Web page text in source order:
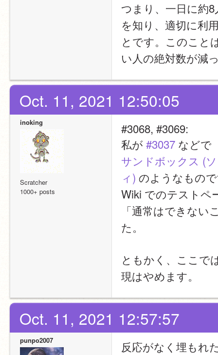
つまり、一日に約
を知り、適切に利
とです。このこと
い人の絶対数が減
Oct. 11, 2021 12:50:05
inoking
Scratcher
1000+ posts
#3068, #3069:
私が #3037 などで
サンドボックス (
ィ) のようなもの
Wiki でのテストペ
「通常はできな
た。
ともかく、ここで
現はやめます。
Oct. 11, 2021 12:57:57
punpo2007 反応がなく埋もれ